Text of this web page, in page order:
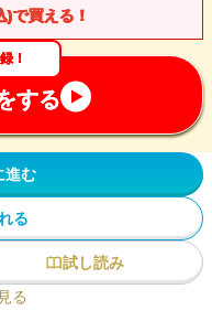
)で買える！
！
する
進む
る
試し読み
る